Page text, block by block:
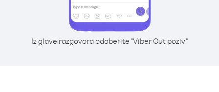
Iz glave razgovora odaberite "Viber Out poziv"